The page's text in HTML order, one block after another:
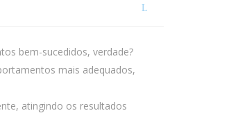
bem-sucedidos, verdade?
mais adequados,
atingindo os resultados